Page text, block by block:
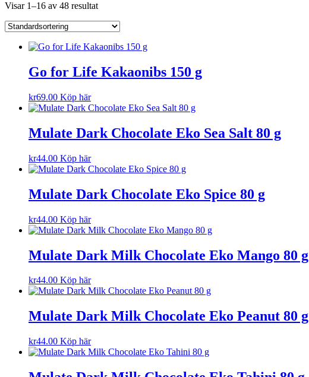
Visar 1–16 av 48 resultat
Go for Life Kakaonibs 150 g
kr69.00 Köp här
Mulate Dark Chocolate Eko Sea Salt 80 g
kr44.00 Köp här
Mulate Dark Chocolate Eko Spice 80 g
kr44.00 Köp här
Mulate Dark Milk Chocolate Eko Mango 80 g
kr44.00 Köp här
Mulate Dark Milk Chocolate Eko Peanut 80 g
kr44.00 Köp här